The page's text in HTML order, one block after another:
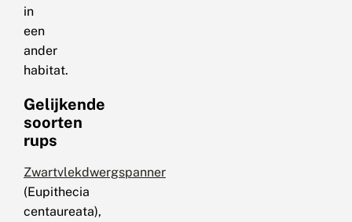
in
een
ander
habitat.
Gelijkende
soorten
rups
Zwartvlekdwergspanner
(Eupithecia
centaureata),